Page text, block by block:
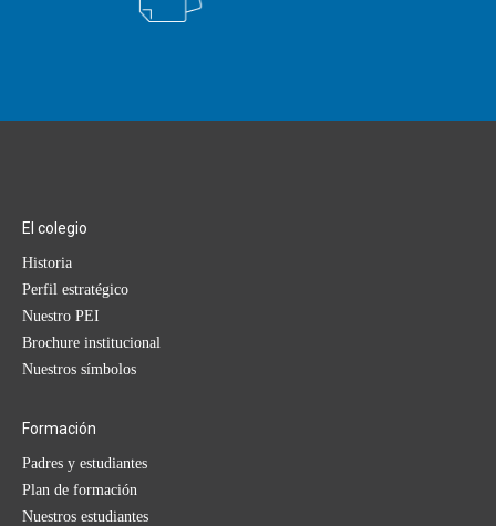
El colegio
Historia
Perfil estratégico
Nuestro PEI
Brochure institucional
Nuestros símbolos
Formación
Padres y estudiantes
Plan de formación
Nuestros estudiantes